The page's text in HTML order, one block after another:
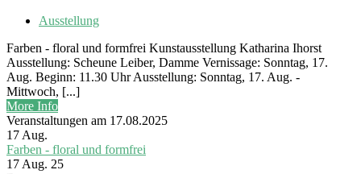
Ausstellung
Farben - floral und formfrei Kunstausstellung Katharina Ihorst
Ausstellung: Scheune Leiber, Damme Vernissage: Sonntag, 17.
Aug. Beginn: 11.30 Uhr Ausstellung: Sonntag, 17. Aug. -
Mittwoch, [...]
More Info
Veranstaltungen am 17.08.2025
17Aug.
Farben - floral und formfrei
17 Aug. 25